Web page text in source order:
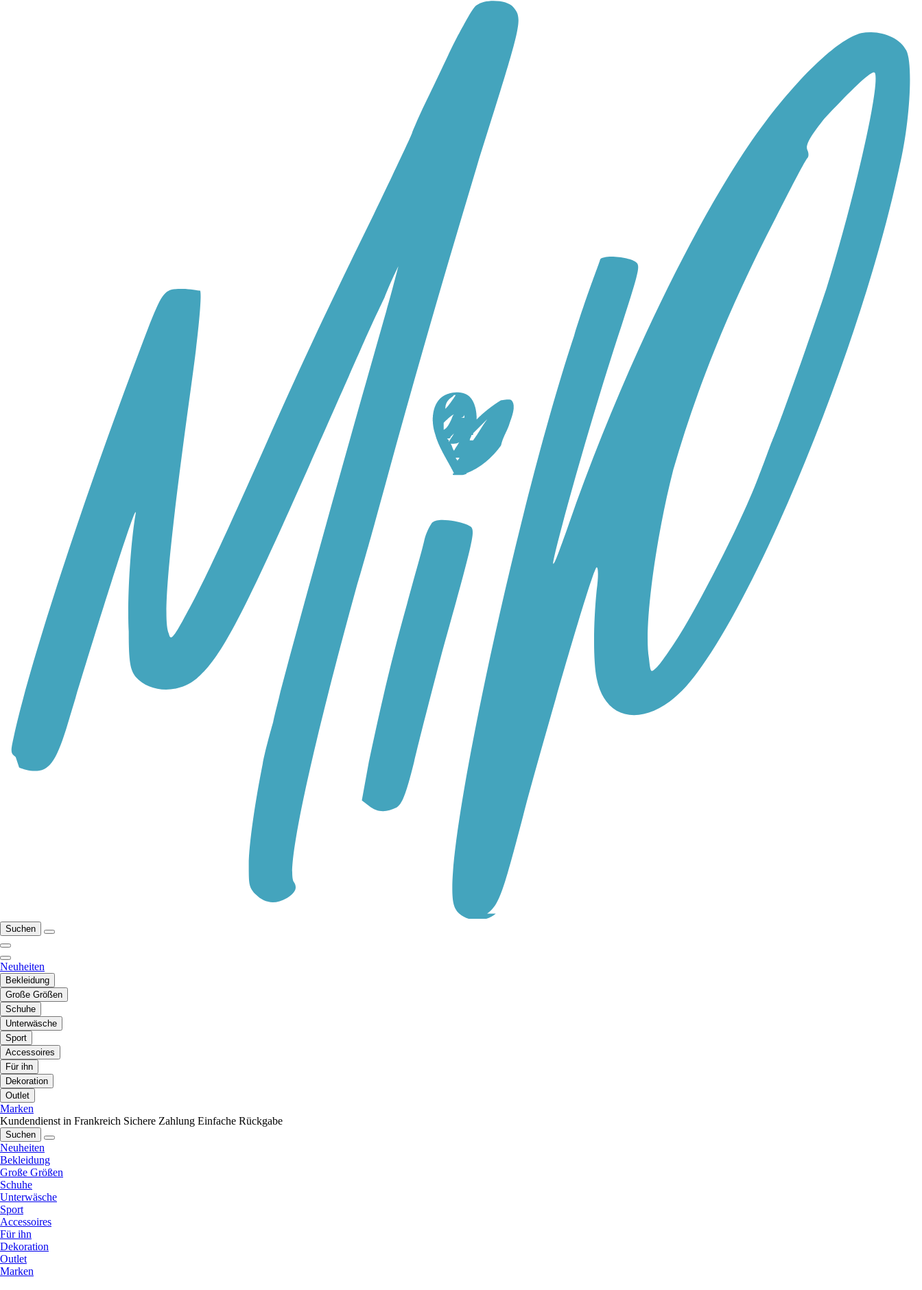
Suchen
Neuheiten
Bekleidung
Große Größen
Schuhe
Unterwäsche
Sport
Accessoires
Für ihn
Dekoration
Outlet
Marken
Kundendienst in Frankreich Sichere Zahlung Einfache Rückgabe
Suchen
Neuheiten
Bekleidung
Große Größen
Schuhe
Unterwäsche
Sport
Accessoires
Für ihn
Dekoration
Outlet
Marken